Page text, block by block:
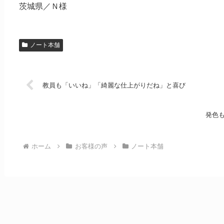
茨城県／Ｎ様
ノート本舗
教員も「いいね」「綺麗な仕上がりだね」と喜び
発色
ホーム お客様の声 ノート本舗